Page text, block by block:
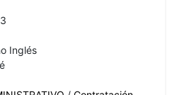
Inglés